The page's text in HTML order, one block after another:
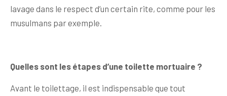
lavage dans le respect d’un certain rite, comme pour les
musulmans par exemple.
Quelles sont les étapes d’une toilette mortuaire ?
Avant le toilettage, il est indispensable que tout